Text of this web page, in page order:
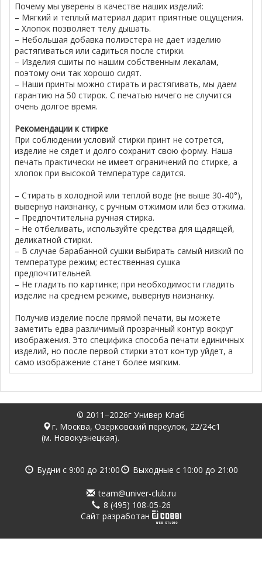
Почему мы уверены в качестве наших изделий:
– Мягкий и теплый материал дарит приятные ощущения.
– Хлопок позволяет телу дышать.
– Небольшая добавка полиэстера не дает изделию
растягиваться или садиться после стирки.
– Изделия сшиты по нашим собственным лекалам,
поэтому они так хорошо сидят.
– Наши принты можно стирать и растягивать, мы даем
гарантию на 50 стирок. С печатью ничего не случится
очень долгое время.
Рекомендации к стирке
При соблюдении условий стирки принт не сотрется,
изделие не сядет и долго сохранит свою форму. Наша
печать практически не имеет ограничений по стирке, а
хлопок при высокой температуре садится.
– Стирать в холодной или теплой воде (не выше 30-40°),
вывернув наизнанку, с ручным отжимом или без отжима.
– Предпочтительна ручная стирка.
– Не отбеливать, используйте средства для щадящей,
деликатной стирки.
– В случае барабанной сушки выбирать самый низкий по
температуре режим; естественная сушка
предпочтительней.
– Не гладить по картинке; при необходимости гладить
изделие на среднем режиме, вывернув наизнанку.
Получив изделие после прямой печати, вы можете
заметить едва различимый прозрачный контур вокруг
изображения. Это специфика способа печати единичных
изделий, но после первой стирки этот контур уйдет, а
само изображение станет более мягким.
© 2011–2026г Универ Клаб
г. Москва, Озерковский переулок, 22/24с1
(м. Новокузнецкая).
Будни с 9:00 до 21:00 Выходные с 10:00 до 21:00
team@univer-club.ru
8 (495) 108-05-26
Cайт разработан